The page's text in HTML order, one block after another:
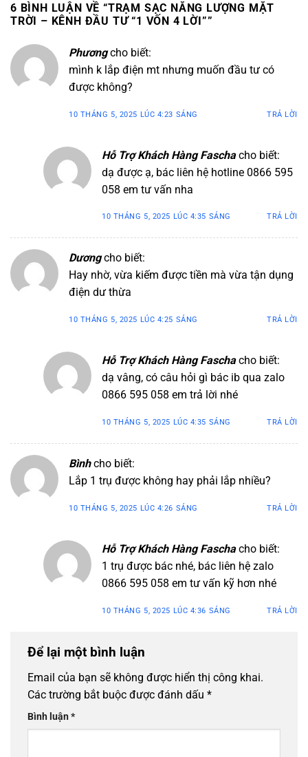
6 BÌNH LUẬN VỀ “TRẠM SẠC NĂNG LƯỢNG MẶT
TRỜI – KÊNH ĐẦU TƯ “1 VỐN 4 LỜI””
Phương cho biết:
mình k lắp điện mt nhưng muốn đầu tư có
được không?
10 THÁNG 5, 2025 LÚC 4:23 SÁNG TRẢ LỜI
Hỗ Trợ Khách Hàng Fascha cho biết:
dạ được ạ, bác liên hệ hotline 0866 595
058 em tư vấn nha
10 THÁNG 5, 2025 LÚC 4:35 SÁNG TRẢ LỜI
Dương cho biết:
Hay nhờ, vừa kiếm được tiền mà vừa tận dụng
điện dư thừa
10 THÁNG 5, 2025 LÚC 4:25 SÁNG TRẢ LỜI
Hỗ Trợ Khách Hàng Fascha cho biết:
dạ vâng, có câu hỏi gì bác ib qua zalo
0866 595 058 em trả lời nhé
10 THÁNG 5, 2025 LÚC 4:35 SÁNG TRẢ LỜI
Bình cho biết:
Lắp 1 trụ được không hay phải lắp nhiều?
10 THÁNG 5, 2025 LÚC 4:26 SÁNG TRẢ LỜI
Hỗ Trợ Khách Hàng Fascha cho biết:
1 trụ được bác nhé, bác liên hệ zalo
0866 595 058 em tư vấn kỹ hơn nhé
10 THÁNG 5, 2025 LÚC 4:36 SÁNG TRẢ LỜI
Để lại một bình luận
Email của bạn sẽ không được hiển thị công khai.
Các trường bắt buộc được đánh dấu *
Bình luận*